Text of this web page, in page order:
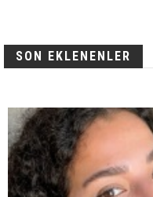
SON EKLENENLER